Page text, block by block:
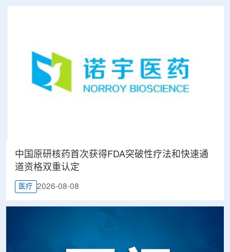
中国原研核药首次获得FDA突破性疗法和快速通
道资格双重认定
医疗 2026-08-08